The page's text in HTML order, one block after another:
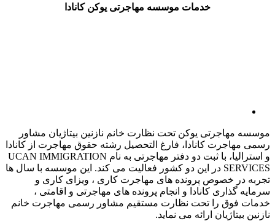
خدمات موسسه مهاجرتی یوکن کانادا
موسسه مهاجرتی یوکن تحت نظارت خانم نازنین بیتاژیان مشاور
رسمی مهاجرت کانادا، فارغ التحصیل رشته حقوق مهاجرت از کانادا
و استرالیا، با ثبت دو دفتر مهاجرتی به نام UCAN IMMIGRATION
SERVICES در این دو کشور فعالیت می کند. این موسسه با سال ها
تجربه در خصوص پرونده های مهاجرت کاری ، ویزای کاری و
سرمایه گذاری کانادا و انجام پرونده های مهاجرتی و اقامتی ،
خدمات فوق را تحت نظارت مستقیم مشاور رسمی مهاجرت خانم
نازنین بیتاژیان ارائه می نماید.